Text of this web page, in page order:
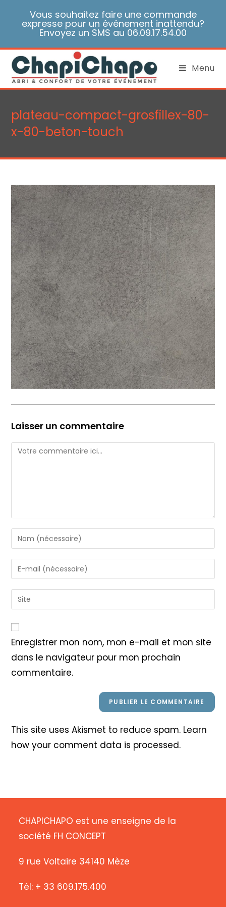
Vous souhaitez faire une commande
expresse pour un événement inattendu?
Envoyez un SMS au 06.09.17.54.00
Menu
plateau-compact-grosfillex-80-
x-80-beton-touch
Laisser un commentaire
Comment
Enter
your
name
or
to
comment
Enter
your
email
address
Saisir
l’URL
votre
site
(facultatif)
Enregistrer mon nom, mon e-mail et mon site
dans le navigateur pour mon prochain
commentaire.
This site uses Akismet to reduce spam. Learn
how your comment data is processed.
CHAPICHAPO est une enseigne de la
société FH CONCEPT
9 rue Voltaire 34140 Mèze
Tél: + 33 609.175.400